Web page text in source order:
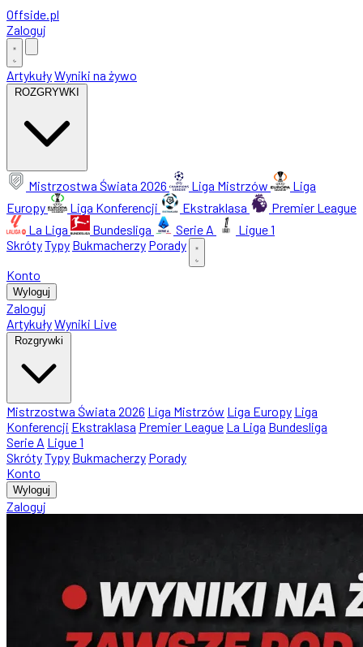
Offside.pl
Zaloguj
ArtykułyWyniki na żywo
ROZGRYWKI
Mistrzostwa Świata 2026 Liga Mistrzów
Liga
Europy
Liga Konferencji Ekstraklasa
Premier League
La Liga
Bundesliga Serie A
Ligue 1
SkrótyTypy Bukmacherzy Porady
Konto
Wyloguj
Zaloguj
ArtykułyWyniki Live
Rozgrywki
Mistrzostwa Świata 2026 Liga Mistrzów Liga Europy Liga
Konferencji Ekstraklasa Premier League La Liga Bundesliga
Serie A Ligue 1
SkrótyTypy Bukmacherzy Porady
Konto
Wyloguj
Zaloguj